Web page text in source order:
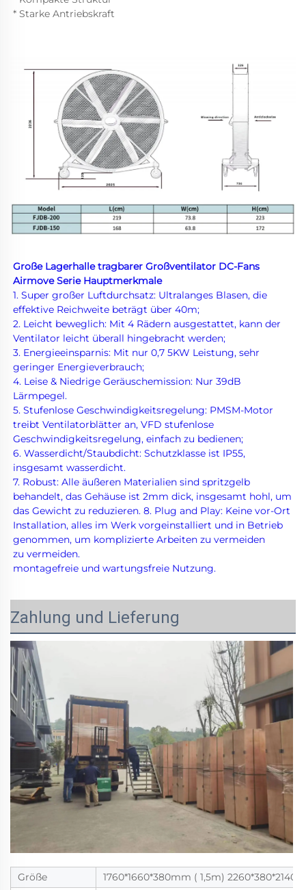
* Starke Antriebskraft
Große Lagerhalle tragbarer Großventilator DC-Fans
Airmove Serie Hauptmerkmale
1. Super großer Luftdurchsatz: Ultralanges Blasen, die
effektive Reichweite beträgt über 40m;
2. Leicht beweglich: Mit 4 Rädern ausgestattet, kann der
Ventilator leicht überall hingebracht werden;
3. Energieeinsparnis: Mit nur 0,7 5KW Leistung, sehr
geringer Energieverbrauch;
4. Leise & Niedrige Geräuschemission: Nur 39dB
Lärmpegel.
5. Stufenlose Geschwindigkeitsregelung: PMSM-Motor
treibt Ventilatorblätter an, VFD stufenlose
Geschwindigkeitsregelung, einfach zu bedienen;
6. Wasserdicht/Staubdicht: Schutzklasse ist IP55,
insgesamt wasserdicht.
7. Robust: Alle äußeren Materialien sind spritzgelb
behandelt, das Gehäuse ist 2mm dick, insgesamt hohl, um
das Gewicht zu reduzieren. 8. Plug and Play: Keine vor-Ort
Installation, alles im Werk vorgeinstalliert und in Betrieb
genommen, um komplizierte Arbeiten zu vermeiden
zu vermeiden.
montagefreie und wartungsfreie Nutzung.
Zahlung und Lieferung
Größe
1760*1660*380mm ( 1,5m)